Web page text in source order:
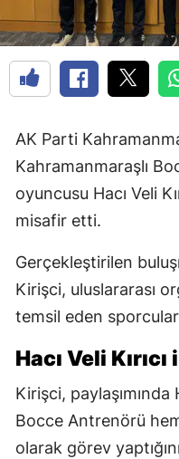
AK Parti
Kahramanmaraşlı
oyuncusu Hacı Veli
misafir etti.
Gerçekleştirilen
Kirişci, uluslararası
temsil eden
Hacı Veli
Kirişci, paylaşımında
Bocce Antrenörü
olarak görev